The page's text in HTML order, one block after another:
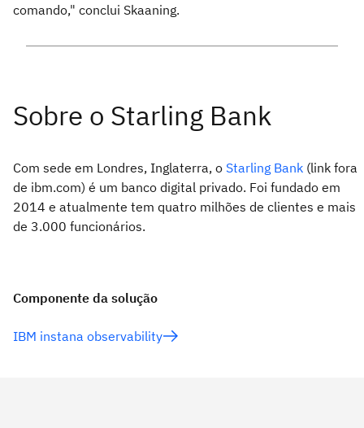
comando," conclui Skaaning.
Com sede em Londres, Inglaterra, o Starling Bank (link fora
de ibm.com) é um banco digital privado. Foi fundado em
2014 e atualmente tem quatro milhões de clientes e mais
de 3.000 funcionários.
Componente da solução
IBM instana observability